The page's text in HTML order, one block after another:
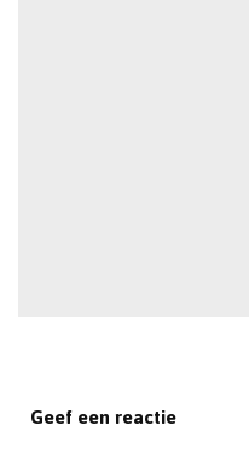
Geef een reactie